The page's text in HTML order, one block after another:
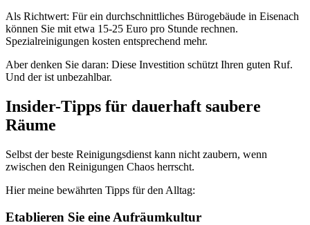
Als Richtwert: Für ein durchschnittliches Bürogebäude in Eisenach
können Sie mit etwa 15-25 Euro pro Stunde rechnen.
Spezialreinigungen kosten entsprechend mehr.
Aber denken Sie daran: Diese Investition schützt Ihren guten Ruf.
Und der ist unbezahlbar.
Insider-Tipps für dauerhaft saubere
Räume
Selbst der beste Reinigungsdienst kann nicht zaubern, wenn
zwischen den Reinigungen Chaos herrscht.
Hier meine bewährten Tipps für den Alltag:
Etablieren Sie eine Aufräumkultur